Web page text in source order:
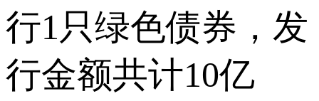
行1只绿色债券，发
行金额共计10亿